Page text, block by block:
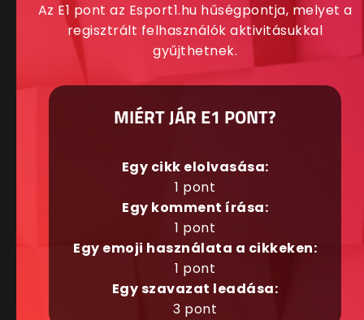
Az E1 pont az Esport1.hu hűségpontja, melyet a
regisztrált felhasználók aktivitásukkal
gyűjthetnek.
MIÉRT JÁR E1 PONT?
Egy cikk elolvasása:
1 pont
Egy komment írása:
1 pont
Egy emoji használata a cikkeken:
1 pont
Egy szavazat leadása:
3 pont